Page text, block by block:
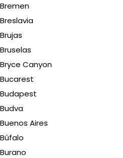
Bremen
Breslavia
Brujas
Bruselas
Bryce Canyon
Bucarest
Budapest
Budva
Buenos Aires
Búfalo
Burano